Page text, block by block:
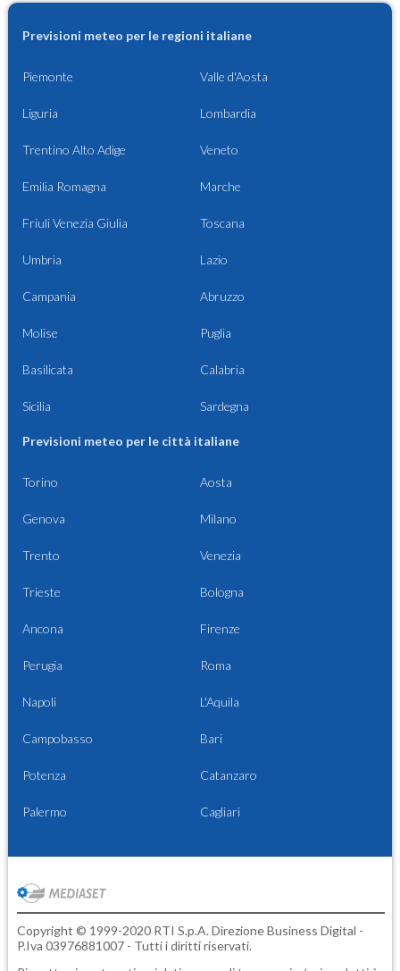
Previsioni meteo per le regioni italiane
Piemonte Valle d'Aosta
Liguria Lombardia
Trentino Alto Adige Veneto
Emilia Romagna Marche
Friuli Venezia Giulia Toscana
Umbria Lazio
Campania Abruzzo
Molise Puglia
Basilicata Calabria
Sicilia Sardegna
Previsioni meteo per le città italiane
Torino Aosta
Genova Milano
Trento Venezia
Trieste Bologna
Ancona Firenze
Perugia Roma
Napoli L'Aquila
Campobasso Bari
Potenza Catanzaro
Palermo Cagliari
Copyright © 1999-2020 RTI S.p.A. Direzione Business Digital -
P.Iva 03976881007 - Tutti i diritti riservati.